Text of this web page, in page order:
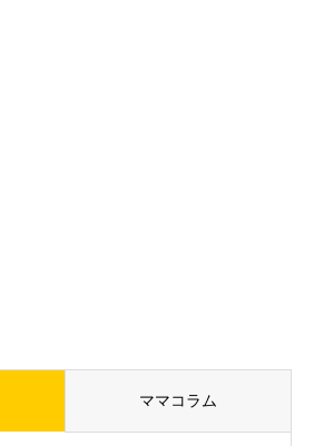
ママコラム